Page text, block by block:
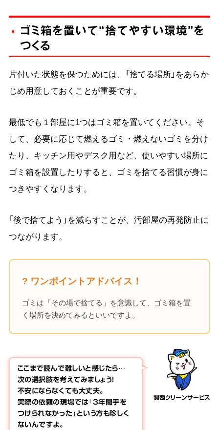
ゴミ箱を置いて“捨てやすい環境”を
つくる
片付いた状態を保つためには、「捨てる場所」をあらか
じめ用意しておくことが重要です。
最低でも１部屋に1つはゴミ箱を置いてください。そ
して、必要に応じて燃えるゴミ・燃えないゴミを分け
たり、キッチン用やデスク用など、使いやすい場所に
ゴミ箱を設置したりすると、ゴミを捨てる習慣が身に
つきやすくなります。
「後で捨てよう」を減らすことが、汚部屋の再発防止に
つながります。
? ワンポイントアドバイス！
ゴミは「その場で捨てる」を意識して、ゴミ箱を置
く場所を決めてみるといいですよ。
関西クリーンサービス
ここまで読んで難しいと感じたら…
次の選択肢を考えてみましょう！
不安にならなくても大丈夫。
実際の依頼の現場では「3年間手を
つけられなかった」という方も珍しく
ないんですよ。